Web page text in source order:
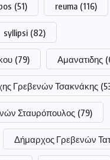
(51) reuma (116)
syllipsi (82)
(79) Αμανατιδης
Γρεβενών Τσακνάκης
Σταυρόπουλος (79)
Δήμαρχος Γρεβενών